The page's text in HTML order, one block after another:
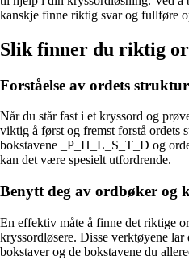
kanskje finne riktig svar og fullføre
Slik finner du riktig
Forståelse av ordets struktur
Når du står fast i et kryssord og
viktig å først og fremst forstå ordets
bokstavene _P_H_L_S_T_D og
kan det være spesielt utfordrende.
Benytt deg av ordbøker og
En effektiv måte å finne det riktige
kryssordløsere. Disse verktøyene lar
bokstaver og de bokstavene du